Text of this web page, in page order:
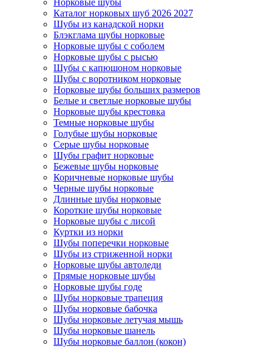
Норковые шубы
Каталог норковых шуб 2026 2027
Шубы из канадской норки
Блэкглама шубы норковые
Норковые шубы с соболем
Норковые шубы с рысью
Шубы с капюшоном норковые
Шубы с воротником норковые
Норковые шубы больших размеров
Белые и светлые норковые шубы
Норковые шубы крестовка
Темные норковые шубы
Голубые шубы норковые
Серые шубы норковые
Шубы графит норковые
Бежевые шубы норковые
Коричневые норковые шубы
Черные шубы норковые
Длинные шубы норковые
Короткие шубы норковые
Норковые шубы с лисой
Куртки из норки
Шубы поперечки норковые
Шубы из стриженной норки
Норковые шубы автоледи
Прямые норковые шубы
Норковые шубы годе
Шубы норковые трапеция
Шубы норковые бабочка
Шубы норковые летучая мышь
Шубы норковые шанель
Шубы норковые баллон (кокон)